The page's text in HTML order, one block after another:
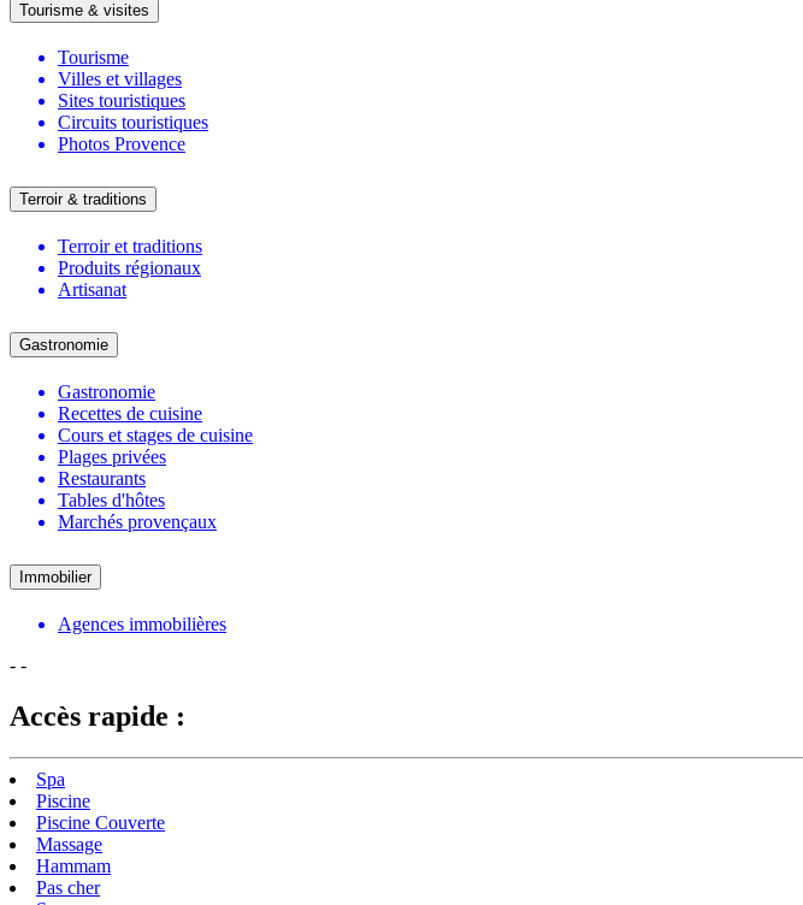
Tourisme & visites
Tourisme
Villes et villages
Sites touristiques
Circuits touristiques
Photos Provence
Terroir & traditions
Terroir et traditions
Produits régionaux
Artisanat
Gastronomie
Gastronomie
Recettes de cuisine
Cours et stages de cuisine
Plages privées
Restaurants
Tables d'hôtes
Marchés provençaux
Immobilier
Agences immobilières
- -
Accès rapide :
Spa
Piscine
Piscine Couverte
Massage
Hammam
Pas cher